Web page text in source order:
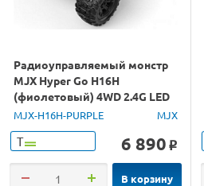
Радиоуправляемый монстр
MJX Hyper Go H16H
(фиолетовый) 4WD 2.4G LED
GPS 1/16 RTR
MJX-H16H-PURPLE MJX
Т 6 890 o
В корзину